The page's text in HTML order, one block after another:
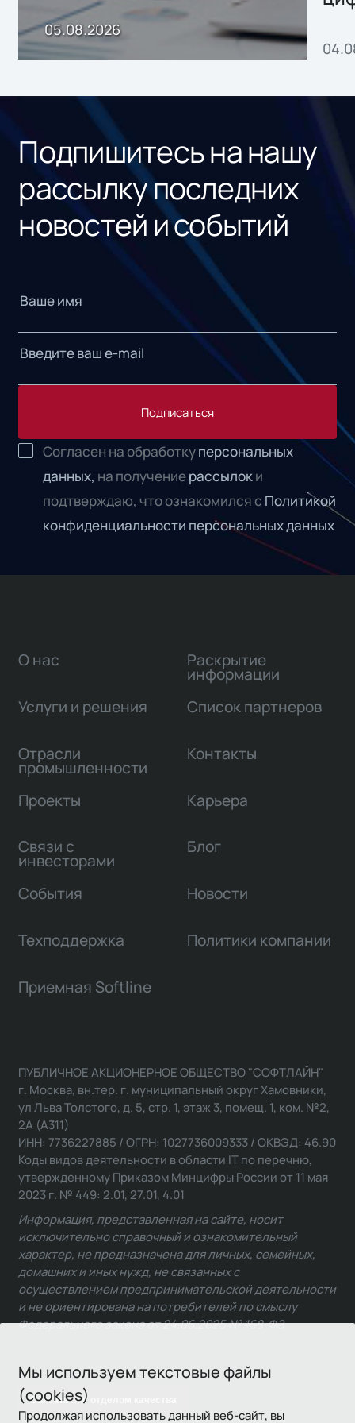
05.08.2026
Подпишитесь на нашу
рассылку последних
новостей и событий
Подписаться
Согласен на обработкуперсональных
данных, на получениерассылоки
подтверждаю, что ознакомился с Политикой
конфиденциальности персональных данных
Мы используем текстовые файлы
(cookies)
Продолжая использовать данный веб-сайт, вы
О нас
Услуги и решения
Отрасли
промышленности
Проекты
Связи с
инвесторами
Раскрытие
информации
Список партнеров
Контакты
Карьера
Блог
События Новости
Техподдержка Политики компании
Приемная Softline
Связаться с отделом качества
ПУБЛИЧНОЕ АКЦИОНЕРНОЕ ОБЩЕСТВО "СОФТЛАЙН"
г. Москва, вн.тер. г. муниципальный округ Хамовники,
ул Льва Толстого, д. 5, стр. 1, этаж 3, помещ. 1, ком. №2,
2А (А311)
ИНН: 7736227885 / ОГРН: 1027736009333 / ОКВЭД: 46.90
Коды видов деятельности в области IT по перечню,
утвержденному Приказом Минцифры России от 11 мая
2023 г. № 449: 2.01, 27.01, 4.01
Информация, представленная на сайте, носит
исключительно справочный и ознакомительный
характер, не предназначена для личных, семейных,
домашних и иных нужд, не связанных с
осуществлением предпринимательской деятельности
и не ориентирована на потребителей по смыслу
Федерального закона от 24.06.2025 № 168-ФЗ.